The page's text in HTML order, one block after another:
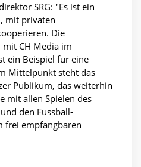
SRG: "Es ist ein
mit privaten
Die
mit CH Media im
ein Beispiel für eine
Mittelpunkt steht das
Publikum, das weiterhin
mit allen Spielen des
den Fussball-
frei empfangbaren